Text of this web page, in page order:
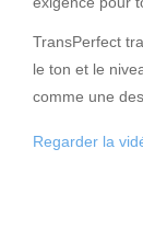
TransPerfect
le ton et le
comme une
Regarder la